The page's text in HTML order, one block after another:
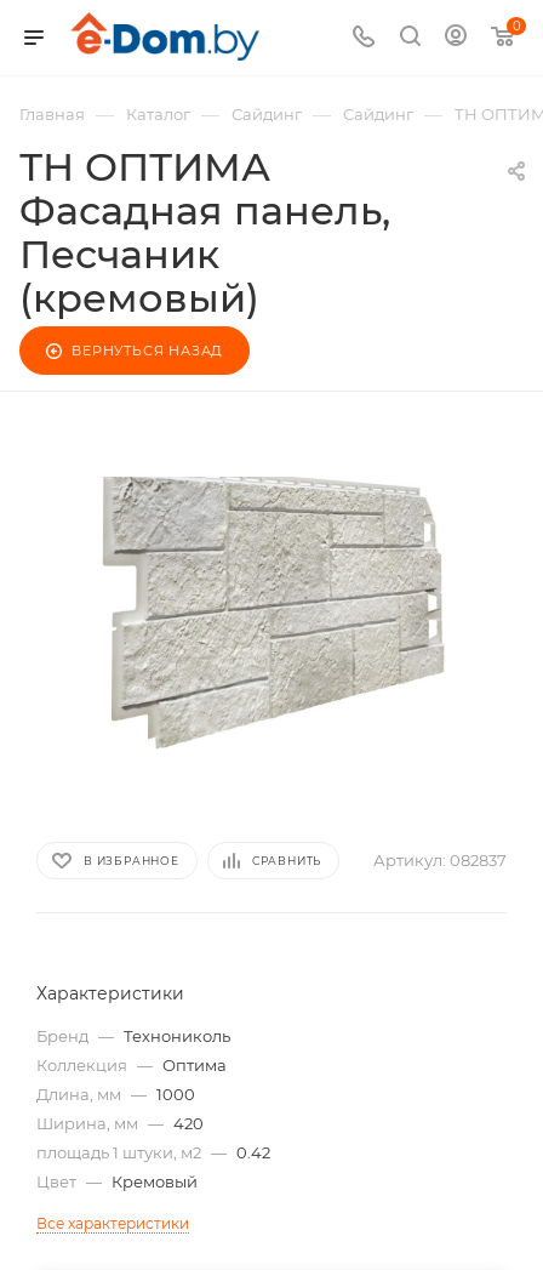
0
Главная — Каталог — Сайдинг — Сайдинг — ТН
ТН ОПТИМА
Фасадная панель,
Песчаник
(кремовый)
ВЕРНУТЬСЯ НАЗАД
В ИЗБРАННОЕ СРАВНИТЬ Артикул: 082837
Характеристики
Бренд — Технониколь
Коллекция — Оптима
Длина, мм — 1000
Ширина, мм — 420
площадь 1 штуки, м2 — 0.42
Цвет — Кремовый
Все характеристики